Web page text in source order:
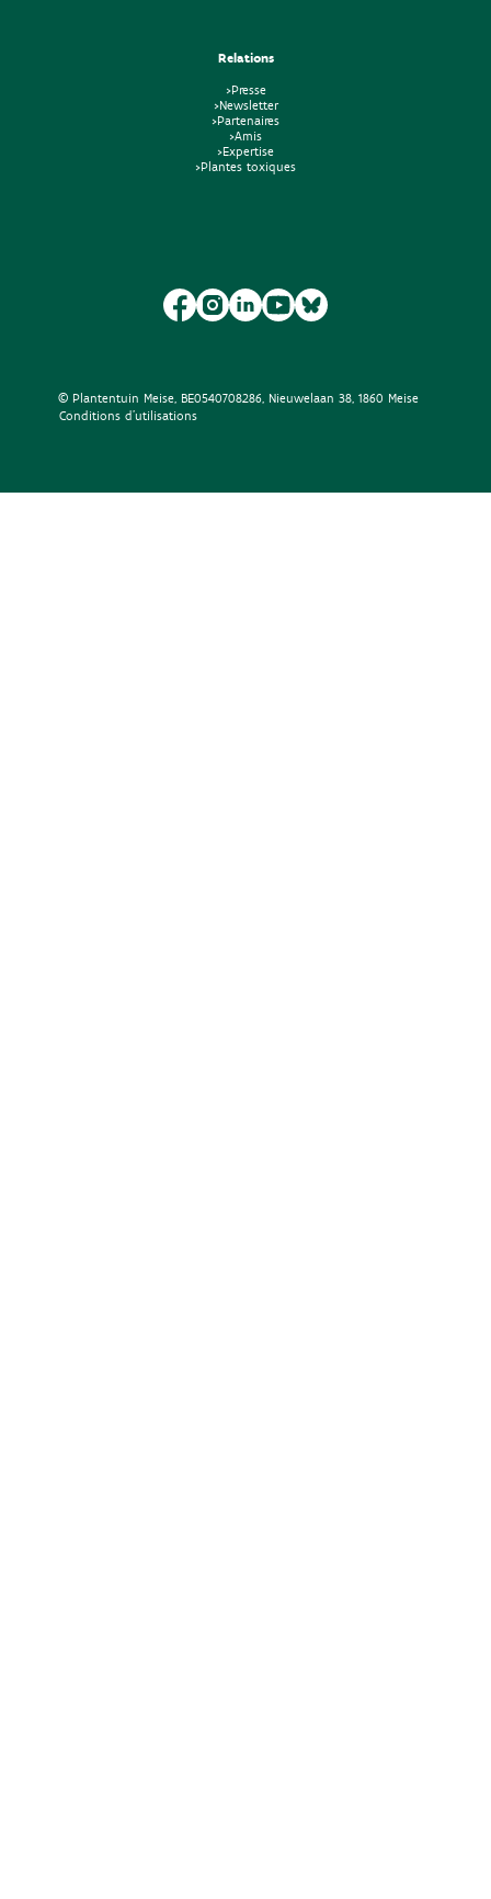
Relations
>Presse
>Newsletter
>Partenaires
>Amis
>Expertise
>Plantes toxiques
© Plantentuin Meise, BE0540708286, Nieuwelaan 38, 1860 Meise
Conditions d'utilisations